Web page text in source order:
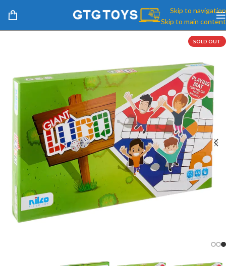
Skip to navigation
Skip to main content
SOLD OUT